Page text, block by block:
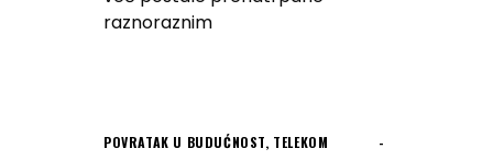
raznoraznim
POVRATAK U BUDUĆNOST, TELEKOM